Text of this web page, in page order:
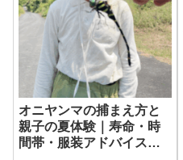
オニヤンマの捕まえ方と
親子の夏体験｜寿命・時
間帯・服装アドバイスま